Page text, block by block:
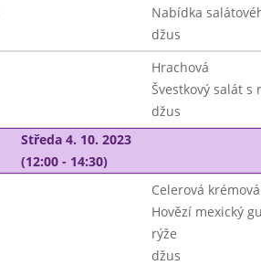
Nabídka
džus
Hrachová
Švestkový salát
džus
Středa 4. 10. 2023
(12:00 - 14:30)
Celerová krémová
Hovězí mexický
rýže
džus